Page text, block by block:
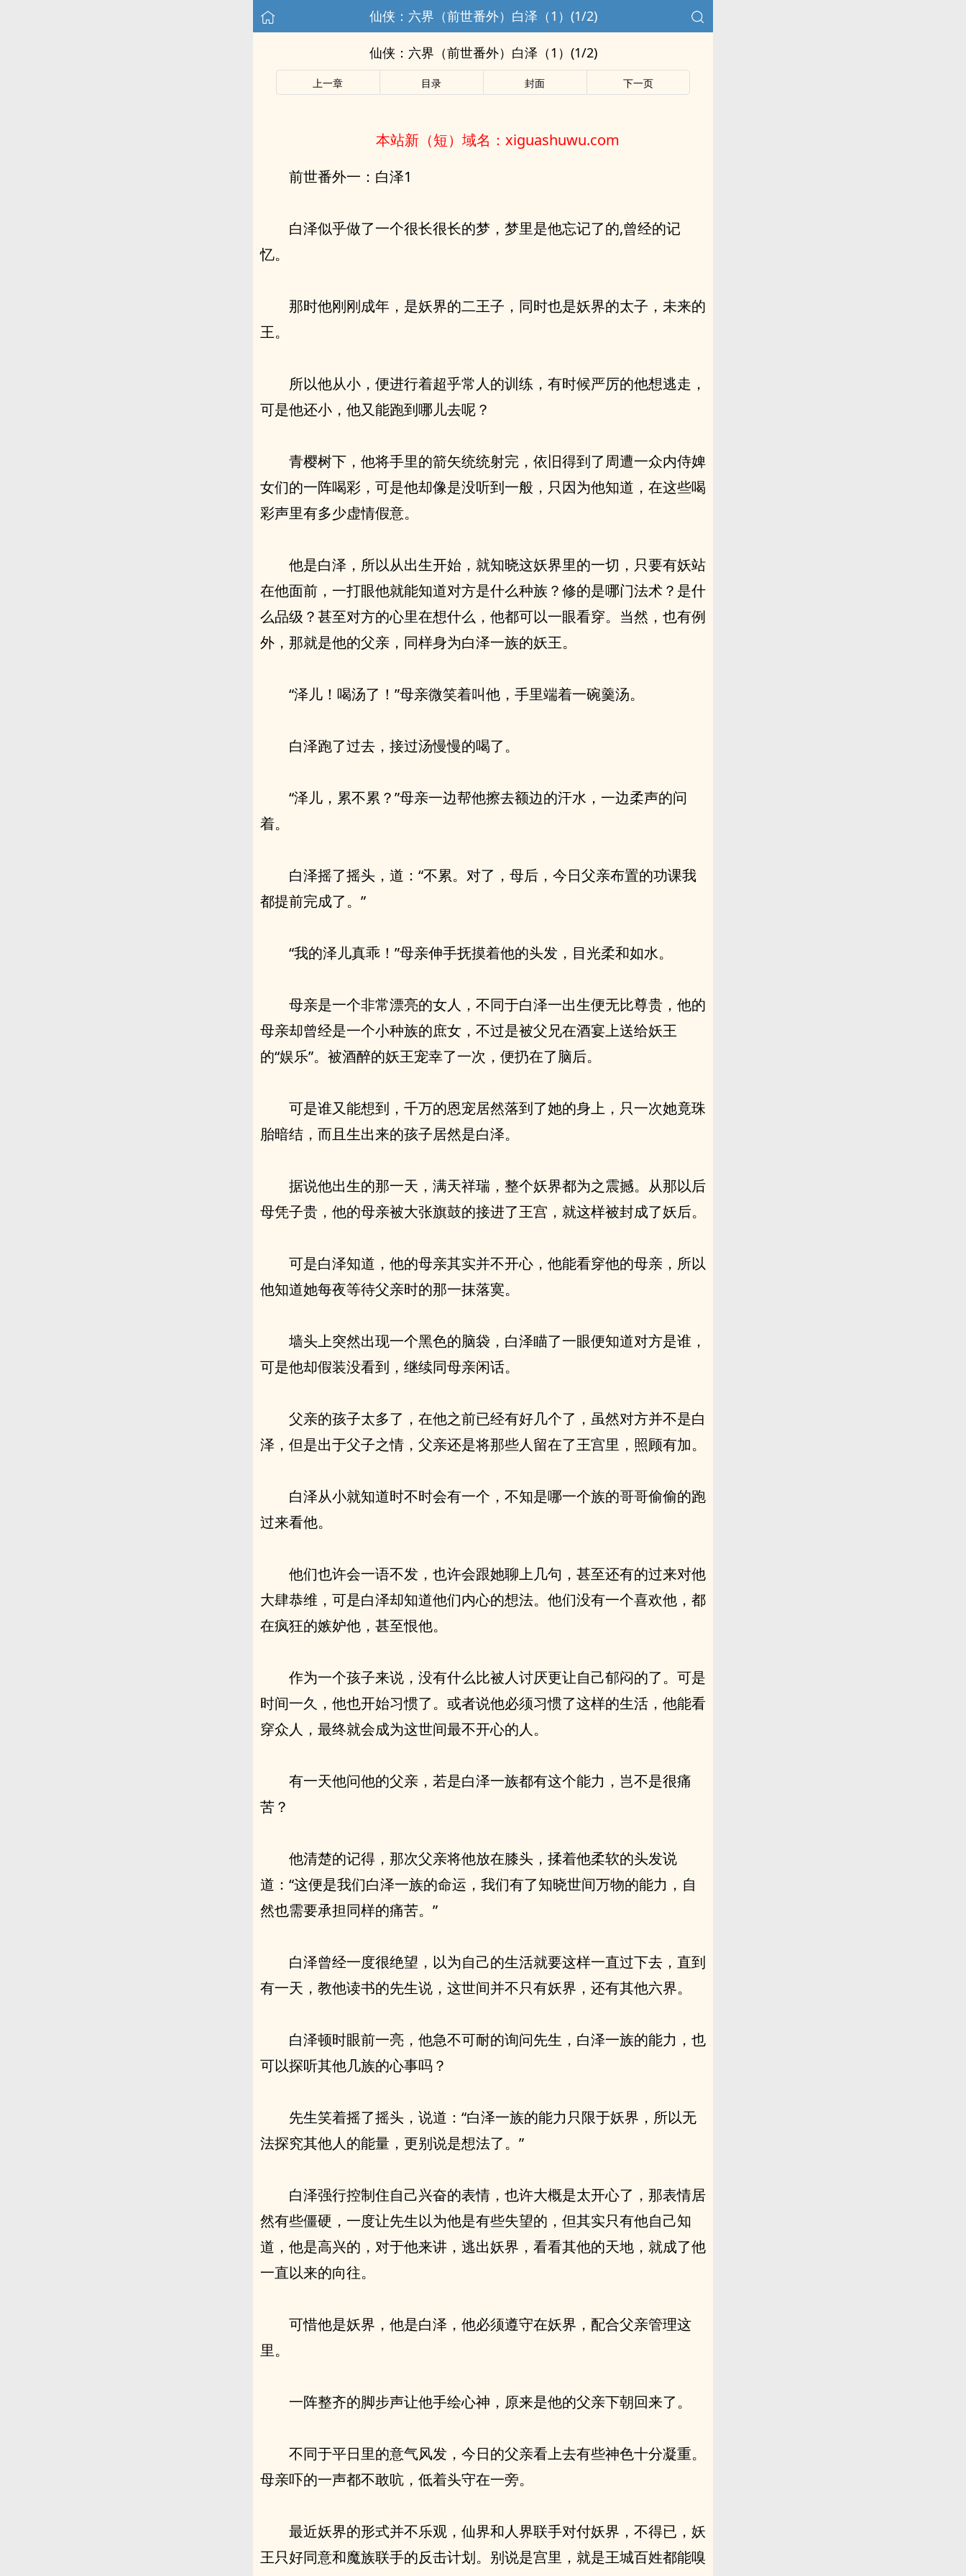
仙侠：六界（前世番外）白泽（1）(1/2)
仙侠：六界（前世番外）白泽（1）(1/2)
上一章 目录 封面 下一页
本站新（短）域名：xiguashuwu.com
前世番外一：白泽1
白泽似乎做了一个很长很长的梦，梦里是他忘记了的,曾经的记
忆。
那时他刚刚成年，是妖界的二王子，同时也是妖界的太子，未来的
王。
所以他从小，便进行着超乎常人的训练，有时候严厉的他想逃走，
可是他还小，他又能跑到哪儿去呢？
青樱树下，他将手里的箭矢统统射完，依旧得到了周遭一众内侍婢
女们的一阵喝彩，可是他却像是没听到一般，只因为他知道，在这些喝
彩声里有多少虚情假意。
他是白泽，所以从出生开始，就知晓这妖界里的一切，只要有妖站
在他面前，一打眼他就能知道对方是什么种族？修的是哪门法术？是什
么品级？甚至对方的心里在想什么，他都可以一眼看穿。当然，也有例
外，那就是他的父亲，同样身为白泽一族的妖王。
“泽儿！喝汤了！”母亲微笑着叫他，手里端着一碗羹汤。
白泽跑了过去，接过汤慢慢的喝了。
“泽儿，累不累？”母亲一边帮他擦去额边的汗水，一边柔声的问
着。
白泽摇了摇头，道：“不累。对了，母后，今日父亲布置的功课我
都提前完成了。”
“我的泽儿真乖！”母亲伸手抚摸着他的头发，目光柔和如水。
母亲是一个非常漂亮的女人，不同于白泽一出生便无比尊贵，他的
母亲却曾经是一个小种族的庶女，不过是被父兄在酒宴上送给妖王
的“娱乐”。被酒醉的妖王宠幸了一次，便扔在了脑后。
可是谁又能想到，千万的恩宠居然落到了她的身上，只一次她竟珠
胎暗结，而且生出来的孩子居然是白泽。
据说他出生的那一天，满天祥瑞，整个妖界都为之震撼。从那以后
母凭子贵，他的母亲被大张旗鼓的接进了王宫，就这样被封成了妖后。
可是白泽知道，他的母亲其实并不开心，他能看穿他的母亲，所以
他知道她每夜等待父亲时的那一抹落寞。
墙头上突然出现一个黑色的脑袋，白泽瞄了一眼便知道对方是谁，
可是他却假装没看到，继续同母亲闲话。
父亲的孩子太多了，在他之前已经有好几个了，虽然对方并不是白
泽，但是出于父子之情，父亲还是将那些人留在了王宫里，照顾有加。
白泽从小就知道时不时会有一个，不知是哪一个族的哥哥偷偷的跑
过来看他。
他们也许会一语不发，也许会跟她聊上几句，甚至还有的过来对他
大肆恭维，可是白泽却知道他们内心的想法。他们没有一个喜欢他，都
在疯狂的嫉妒他，甚至恨他。
作为一个孩子来说，没有什么比被人讨厌更让自己郁闷的了。可是
时间一久，他也开始习惯了。或者说他必须习惯了这样的生活，他能看
穿众人，最终就会成为这世间最不开心的人。
有一天他问他的父亲，若是白泽一族都有这个能力，岂不是很痛
苦？
他清楚的记得，那次父亲将他放在膝头，揉着他柔软的头发说
道：“这便是我们白泽一族的命运，我们有了知晓世间万物的能力，自
然也需要承担同样的痛苦。”
白泽曾经一度很绝望，以为自己的生活就要这样一直过下去，直到
有一天，教他读书的先生说，这世间并不只有妖界，还有其他六界。
白泽顿时眼前一亮，他急不可耐的询问先生，白泽一族的能力，也
可以探听其他几族的心事吗？
先生笑着摇了摇头，说道：“白泽一族的能力只限于妖界，所以无
法探究其他人的能量，更别说是想法了。”
白泽强行控制住自己兴奋的表情，也许大概是太开心了，那表情居
然有些僵硬，一度让先生以为他是有些失望的，但其实只有他自己知
道，他是高兴的，对于他来讲，逃出妖界，看看其他的天地，就成了他
一直以来的向往。
可惜他是妖界，他是白泽，他必须遵守在妖界，配合父亲管理这
里。
一阵整齐的脚步声让他手绘心神，原来是他的父亲下朝回来了。
不同于平日里的意气风发，今日的父亲看上去有些神色十分凝重。
母亲吓的一声都不敢吭，低着头守在一旁。
最近妖界的形式并不乐观，仙界和人界联手对付妖界，不得已，妖
王只好同意和魔族联手的反击计划。别说是宫里，就是王城百姓都能嗅